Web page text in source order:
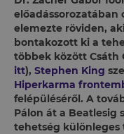
előadássorozatában
elemezte röviden,
bontakozott ki a
többek között Csáth
itt), Stephen King
Hiperkarma
felépüléséről. A
Pálon át a Beatlesig
tehetség különleges